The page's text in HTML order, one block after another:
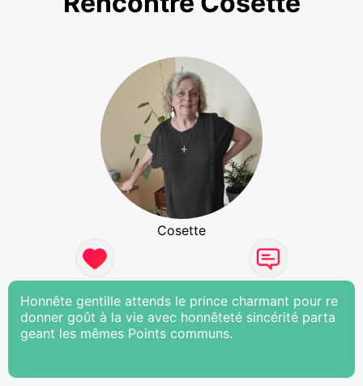
Cosette
Honnête gentille attends le prince charmant pour re
donner goût à la vie avec honnêteté sincérité parta
geant les mêmes Points communs.